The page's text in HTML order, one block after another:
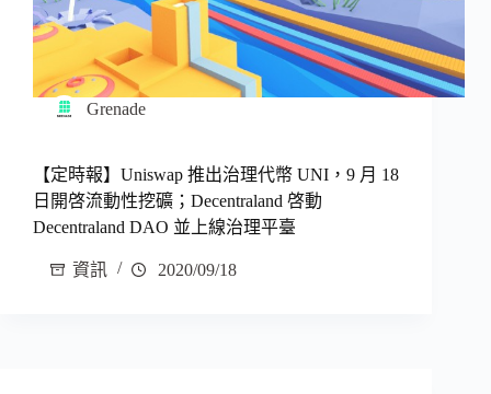
Grenade
【定時報】Uniswap 推出治理代幣 UNI，9 月 18
日開啓流動性挖礦；Decentraland 啓動
Decentraland DAO 並上線治理平臺
資訊 2020/09/18